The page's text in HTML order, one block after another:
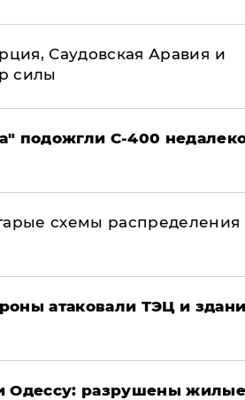
Саудовская Аравия и
силы
подожгли С-400
схемы распределения
атаковали ТЭЦ и
Одессу: разрушены жилые